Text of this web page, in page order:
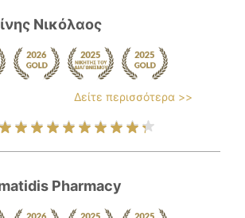
Νικόλαος
Δείτε περισσότερα >>
Pharmacy